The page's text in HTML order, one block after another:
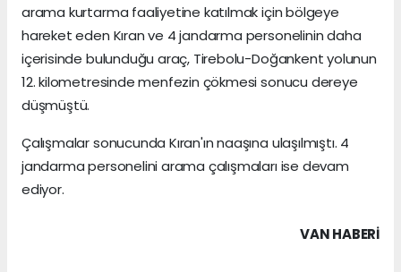
arama kurtarma faaliyetine katılmak için bölgeye
hareket eden Kıran ve 4 jandarma personelinin daha
içerisinde bulunduğu araç, Tirebolu-Doğankent yolunun
12. kilometresinde menfezin çökmesi sonucu dereye
düşmüştü.
Çalışmalar sonucunda Kıran'ın naaşına ulaşılmıştı. 4
jandarma personelini arama çalışmaları ise devam
ediyor.
VAN HABERİ